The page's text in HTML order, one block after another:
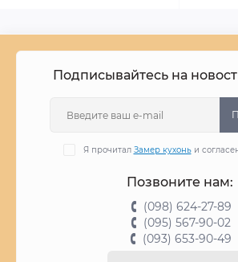
Подписывайтесь на
Я прочитал Замер кухоньи
Позвоните нам:
(098) 624-27-89
(095) 567-90-02
(093) 653-90-49